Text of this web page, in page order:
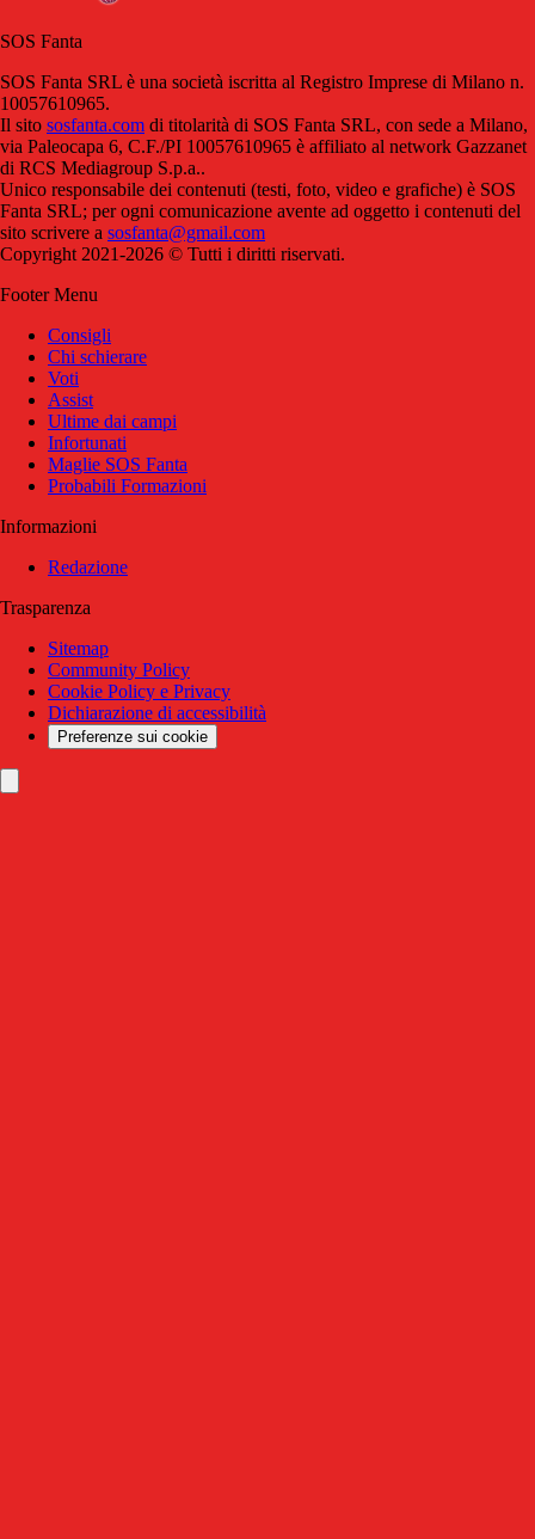
SOS Fanta
SOS Fanta SRL è una società iscritta al Registro Imprese di Milano n.
10057610965.
Il sito sosfanta.com di titolarità di SOS Fanta SRL, con sede a Milano,
via Paleocapa 6, C.F./PI 10057610965 è affiliato al network Gazzanet
di RCS Mediagroup S.p.a..
Unico responsabile dei contenuti (testi, foto, video e grafiche) è SOS
Fanta SRL; per ogni comunicazione avente ad oggetto i contenuti del
sito scrivere a sosfanta@gmail.com
Copyright 2021-2026 © Tutti i diritti riservati.
Footer Menu
Consigli
Chi schierare
Voti
Assist
Ultime dai campi
Infortunati
Maglie SOS Fanta
Probabili Formazioni
Informazioni
Redazione
Trasparenza
Sitemap
Community Policy
Cookie Policy e Privacy
Dichiarazione di accessibilità
Preferenze sui cookie